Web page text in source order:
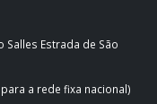
Salles Estrada de São
a rede fixa nacional)